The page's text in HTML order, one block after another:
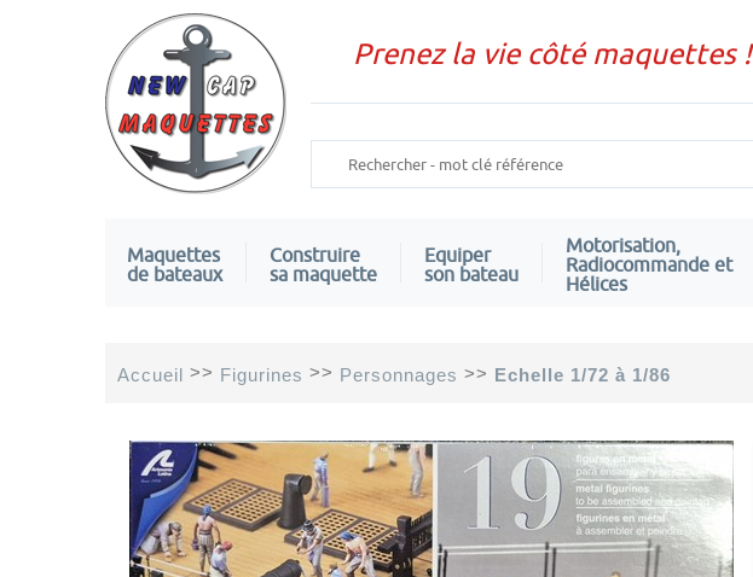
Prenez la vie côté maquettes !
Maquettes
de bateaux
Construire
sa maquette
Equiper
son bateau
Motorisation,
Radiocommande et
Hélices
Accueil >> Figurines >> Personnages >> Echelle 1/72 à 1/86